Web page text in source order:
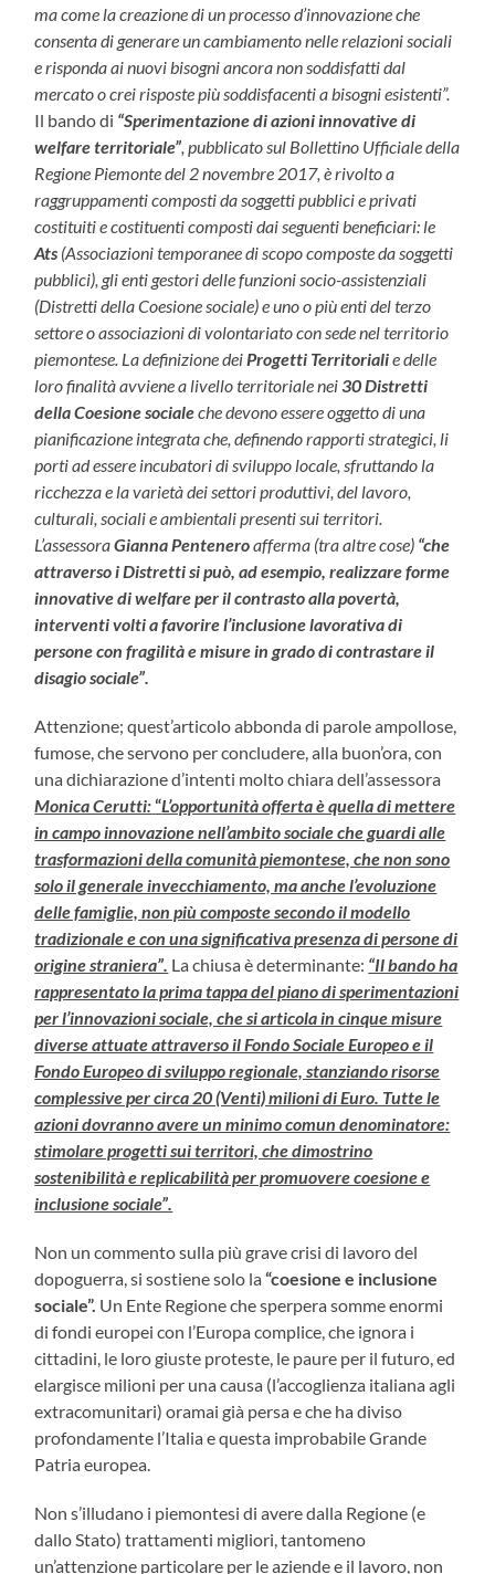
ma come la creazione di un processo d’innovazione che
consenta di generare un cambiamento nelle relazioni sociali
e risponda ai nuovi bisogni ancora non soddisfatti dal
mercato o crei risposte più soddisfacenti a bisogni esistenti”.
Il bando di “Sperimentazione di azioni innovative di
welfare territoriale” , pubblicato sul Bollettino Ufficiale della
Regione Piemonte del 2 novembre 2017, è rivolto a
raggruppamenti composti da soggetti pubblici e privati
costituiti e costituenti composti dai seguenti beneficiari: le
Ats (Associazioni temporanee di scopo composte da soggetti
pubblici), gli enti gestori delle funzioni socio-assistenziali
(Distretti della Coesione sociale) e uno o più enti del terzo
settore o associazioni di volontariato con sede nel territorio
piemontese. La definizione dei Progetti Territorialie delle
loro finalità avviene a livello territoriale nei30 Distretti
della Coesione socialeche devono essere oggetto di una
pianificazione integrata che, definendo rapporti strategici, li
porti ad essere incubatori di sviluppo locale, sfruttando la
ricchezza e la varietà dei settori produttivi, del lavoro,
culturali, sociali e ambientali presenti sui territori.
L’assessoraGianna Penteneroafferma (tra altre cose) “che
attraverso i Distretti si può, ad esempio, realizzare forme
innovative di welfare per il contrasto alla povertà,
interventi volti a favorire l’inclusione lavorativa di
persone con fragilità e misure in grado di contrastare il
disagio sociale”.
Attenzione; quest’articolo abbonda di parole ampollose,
fumose, che servono per concludere, alla buon’ora, con
una dichiarazione d’intenti molto chiara dell’assessora
Monica Cerutti:“L’opportunità offerta è quella di mettere
in campo innovazione nell’ambito sociale che guardi alle
trasformazioni della comunità piemontese, che non sono
solo il generale invecchiamento, ma anche l’evoluzione
delle famiglie, non più composte secondo il modello
tradizionale e con una significativa presenza di persone di
origine straniera”. La chiusa è determinante: “Il bando ha
rappresentato la prima tappa del piano di sperimentazioni
per l’innovazioni sociale, che si articola in cinque misure
diverse attuate attraverso il Fondo Sociale Europeo e il
Fondo Europeo di sviluppo regionale, stanziando risorse
complessive per circa 20 (Venti) milioni di Euro. Tutte le
azioni dovranno avere un minimo comun denominatore:
stimolare progetti sui territori, che dimostrino
sostenibilità e replicabilità per promuovere coesione e
inclusione sociale”.
Non un commento sulla più grave crisi di lavoro del
dopoguerra, si sostiene solo la“coesione e inclusione
sociale”. Un Ente Regione che sperpera somme enormi
di fondi europei con l’Europa complice, che ignora i
cittadini, le loro giuste proteste, le paure per il futuro, ed
elargisce milioni per una causa (l’accoglienza italiana agli
extracomunitari) oramai già persa e che ha diviso
profondamente l’Italia e questa improbabile Grande
Patria europea.
Non s’illudano i piemontesi di avere dalla Regione (e
dallo Stato) trattamenti migliori, tantomeno
un’attenzione particolare per le aziende e il lavoro, non